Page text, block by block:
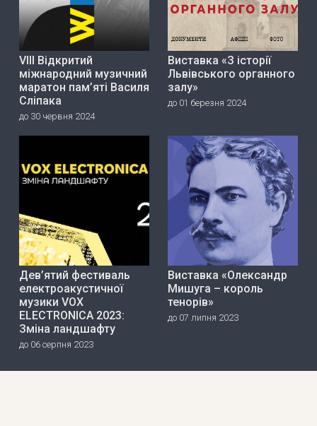
VIII Відкритий
міжнародний музичний
маратон пам’яті Василя
Сліпака
до 30 червня 2024
Виставка «З історії
Львівського органного
залу»
до 01 березня 2024
Дев’ятий фестиваль
електроакустичної
музики VOX
ELECTRONICA 2023:
Зміна ландшафту
до 06 серпня 2023
Виставка «Олександр
Мишуга – король
тенорів»
до 07 липня 2023